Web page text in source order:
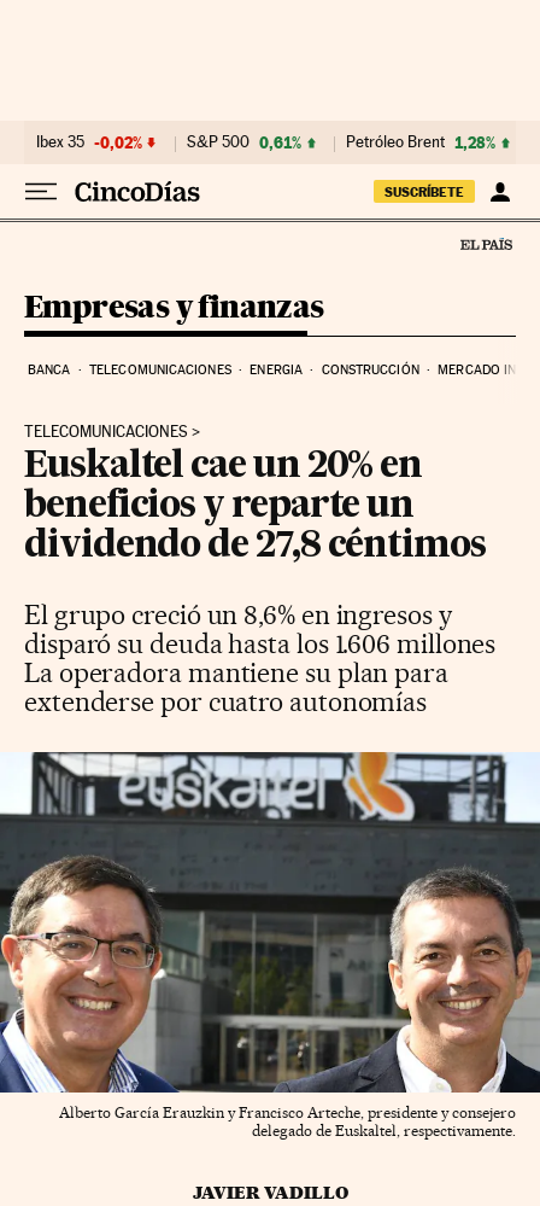
Ibex 35 -0,02% S&P 500 0,61% Petróleo Brent 1,28%
SUSCRÍBETE
Empresas y finanzas
BANCA TELECOMUNICACIONES ENERGIA CONSTRUCCIÓN MERCADO
TELECOMUNICACIONES
Euskaltel cae un 20% en
beneficios y reparte un
dividendo de 27,8 céntimos
El grupo creció un 8,6% en ingresos y
disparó su deuda hasta los 1.606 millones
La operadora mantiene su plan para
extenderse por cuatro autonomías
Alberto García Erauzkin y Francisco Arteche, presidente y consejero
delegado de Euskaltel, respectivamente.
JAVIER VADILLO